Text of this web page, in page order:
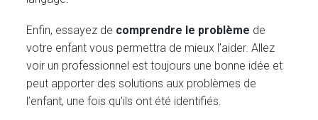
Enfin, essayez de comprendre le problème de
votre enfant vous permettra de mieux l’aider. Allez
voir un professionnel est toujours une bonne idée et
peut apporter des solutions aux problèmes de
l’enfant, une fois qu’ils ont été identifiés.